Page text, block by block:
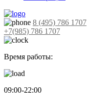
8 (495) 786 1707
+7(985) 786 1707
Время работы:
09:00-22:00